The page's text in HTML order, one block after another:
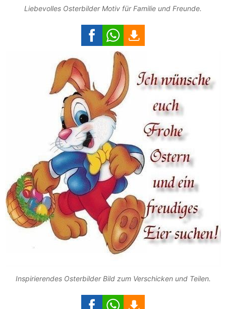
Liebevolles Osterbilder Motiv für Familie und Freunde.
Inspirierendes Osterbilder Bild zum Verschicken und Teilen.